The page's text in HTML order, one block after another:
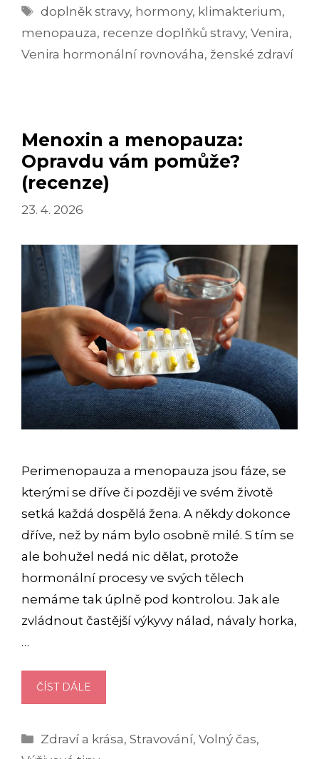
JAKÉ
S
Štítky
doplněk stravy, hormony, klimakterium,
menopauza, recenze doplňků stravy, Venira,
Venira hormonální rovnováha, ženské zdraví
Menoxin a menopauza:
Opravdu vám pomůže?
(recenze)
23. 4. 2026
Perimenopauza a menopauza jsou fáze, se
kterými se dříve či později ve svém životě
setká každá dospělá žena. A někdy dokonce
dříve, než by nám bylo osobně milé. S tím se
ale bohužel nedá nic dělat, protože
hormonální procesy ve svých tělech
nemáme tak úplně pod kontrolou. Jak ale
zvládnout častější výkyvy nálad, návaly horka,
…
ČÍST DÁLE
A
OPRAVDU
Rubriky
Zdraví a krása,Stravování,Volný čas,